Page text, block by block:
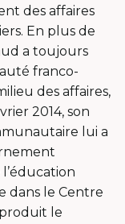
des affaires
En plus de
a toujours
franco-
des affaires,
2014, son
lui a
dans le Centre
le